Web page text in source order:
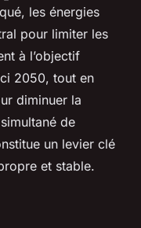
les énergies
pour limiter les
à l’objectif
2050, tout en
diminuer la
de
un levier clé
et stable.